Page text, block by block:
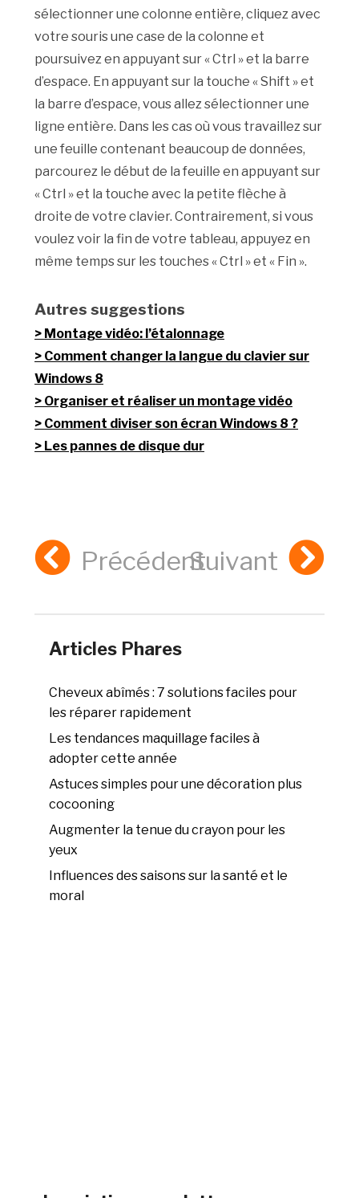
sélectionner une colonne entière, cliquez avec
votre souris une case de la colonne et
poursuivez en appuyant sur « Ctrl » et la barre
d’espace. En appuyant sur la touche « Shift » et
la barre d’espace, vous allez sélectionner une
ligne entière. Dans les cas où vous travaillez sur
une feuille contenant beaucoup de données,
parcourez le début de la feuille en appuyant sur
« Ctrl » et la touche avec la petite flèche à
droite de votre clavier. Contrairement, si vous
voulez voir la fin de votre tableau, appuyez en
même temps sur les touches « Ctrl » et « Fin ».
Autres suggestions
Montage vidéo: l’étalonnage
Comment changer la langue du clavier sur
Windows 8
Organiser et réaliser un montage vidéo
Comment diviser son écran Windows 8 ?
Les pannes de disque dur
PrécédentSuivant
Articles Phares
Cheveux abîmés : 7 solutions faciles pour
les réparer rapidement
Les tendances maquillage faciles à
adopter cette année
Astuces simples pour une décoration plus
cocooning
Augmenter la tenue du crayon pour les
yeux
Influences des saisons sur la santé et le
moral